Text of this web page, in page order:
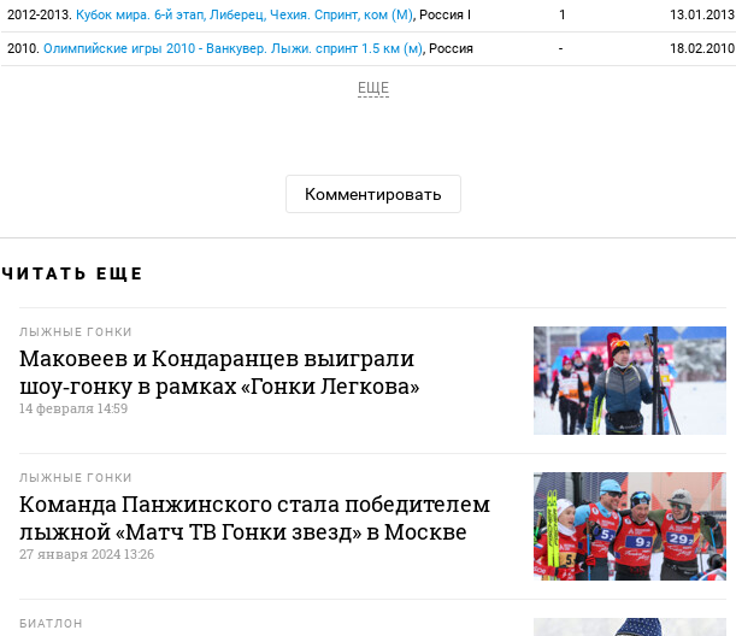
2012-2013. Кубок мира. 6-й этап, Либерец, Чехия. Спринт, ком (М), Россия I 1 13.01.2013
2010. Олимпийские игры 2010 - Ванкувер. Лыжи. спринт 1.5 км (м), Россия - 18.02.2010
ЕЩЕ
Комментировать
ЧИТАТЬ ЕЩЕ
ЛЫЖНЫЕ ГОНКИ
Маковеев и Кондаранцев выиграли
шоу‑гонку в рамках «Гонки Легкова»
14 февраля 14:59
ЛЫЖНЫЕ ГОНКИ
Команда Панжинского стала победителем
лыжной «Матч ТВ Гонки звезд» в Москве
27 января 2024 13:26
БИАТЛОН